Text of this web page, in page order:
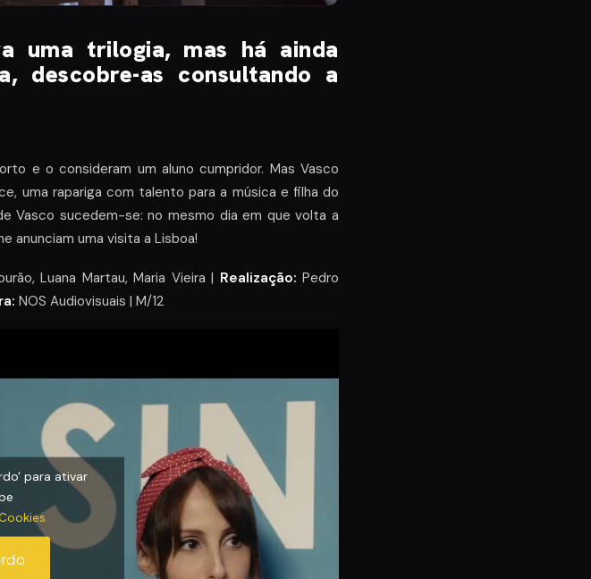
uma trilogia, mas há ainda
descobre-as consultando a
e o consideram um aluno cumpridor. Mas Vasco
uma rapariga com talento para a música e filha do
Vasco sucedem-se: no mesmo dia em que volta a
anunciam uma visita a Lisboa!
Luana Martau, Maria Vieira | Realização: Pedro
NOS Audiovisuais | M/12
para ativar